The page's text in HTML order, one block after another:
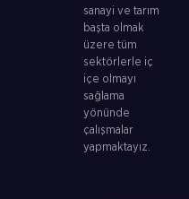
sanayi ve tarım
başta olmak
üzere tüm
sektörlerle iç
içe olmayı
sağlama
yönünde
çalışmalar
yapmaktayız.